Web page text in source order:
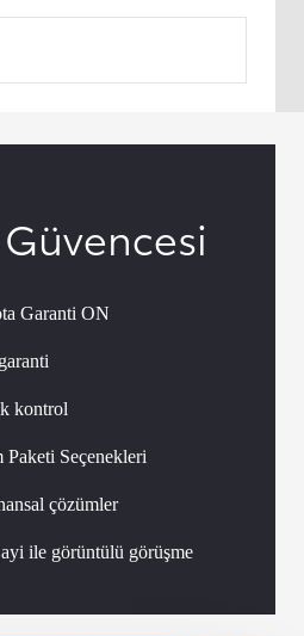
Garanti ON
kontrol
Paketi Seçenekleri
çözümler
ile görüntülü görüşme